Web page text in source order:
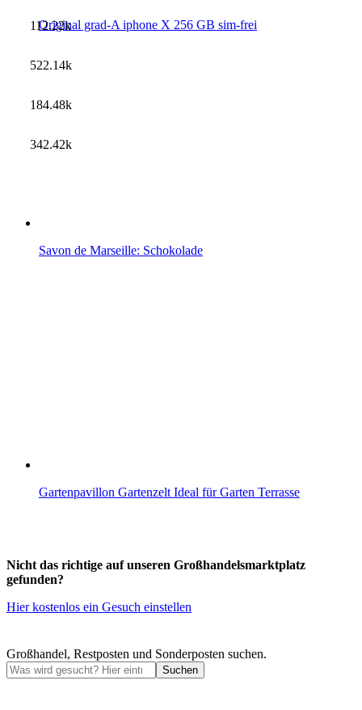
Original grad-A iphone X 256 GB sim-frei
Savon de Marseille: Schokolade
Gartenpavillon Gartenzelt Ideal für Garten Terrasse
Nicht das richtige auf unseren Großhandelsmarktplatz
gefunden?
Hier kostenlos ein Gesuch einstellen
Großhandel, Restposten und Sonderposten suchen.
Suchen
112.22k
522.14k
184.48k
342.42k